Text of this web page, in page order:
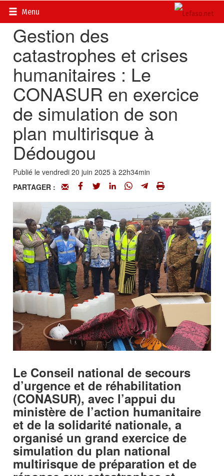
Menu
Accueil>
Gestion des
catastrophes et crises
humanitaires : Le
CONASUR en exercice
de simulation de son
plan multirisque à
Dédougou
Publié le vendredi 20 juin 2025 à 22h34min
PARTAGER :
Le Conseil national de secours
d’urgence et de réhabilitation
(CONASUR), avec l’appui du
ministère de l’action humanitaire
et de la solidarité nationale, a
organisé un grand exercice de
simulation du plan national
multirisque de préparation et de